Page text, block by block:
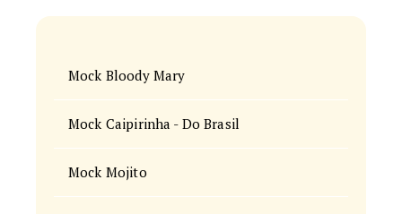
Mock Bloody Mary
Mock Caipirinha - Do Brasil
Mock Mojito